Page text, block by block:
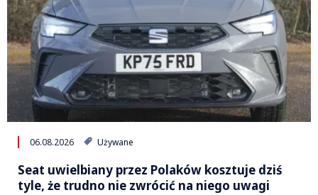
06.08.2026 Używane
Seat uwielbiany przez Polaków kosztuje dziś
tyle, że trudno nie zwrócić na niego uwagi